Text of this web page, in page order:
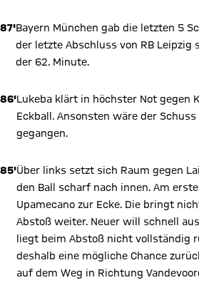
87'Bayern München gab die letzten 5
der letzte Abschluss von RB Leipzig
der 62. Minute.
86'Lukeba klärt in höchster Not gegen
Eckball. Ansonsten wäre der
gegangen.
85'Über links setzt sich Raum gegen
den Ball scharf nach innen. Am
Upamecano zur Ecke. Die bringt
Abstoß weiter. Neuer will schnell
liegt beim Abstoß nicht vollständig
deshalb eine mögliche Chance
auf dem Weg in Richtung